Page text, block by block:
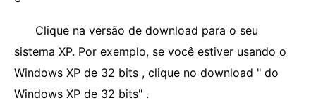
Clique na versão de download para o seu
sistema XP. Por exemplo, se você estiver usando o
Windows XP de 32 bits , clique no download " do
Windows XP de 32 bits" .